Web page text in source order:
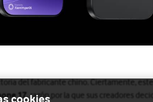
del fabricante chino. Ciertamente,
17, razón por la que sus creadores
cookies